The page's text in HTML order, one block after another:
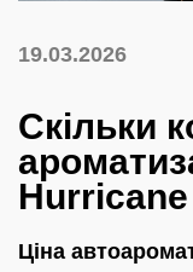
19.03.2026
Скільки
Hurricane
Ціна